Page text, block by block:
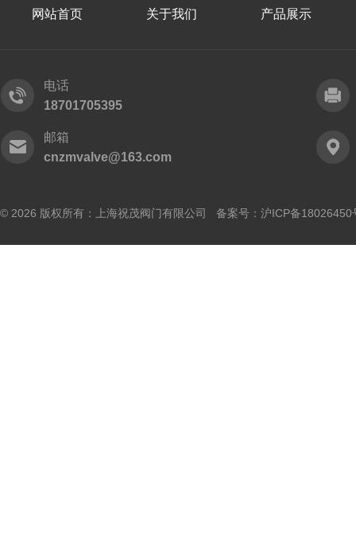
网站首页 关于我们 产品展示
电话
18701705395
邮箱
cnzmvalve@163.com
© 2026 版权所有：上海祝茂阀门有限公司 备案号： 沪ICP备18026450